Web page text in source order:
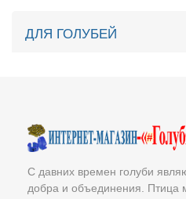
ДЛЯ ГОЛУБЕЙ
С давних времен голуби
добра и объединения. Птица